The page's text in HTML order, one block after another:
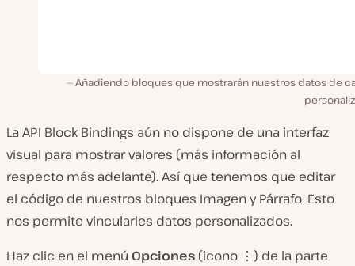
Añadiendo bloques que mostrarán nuestros datos de
La API Block Bindings aún no dispone de una interfaz
visual para mostrar valores (más información al
respecto más adelante). Así que tenemos que editar
el código de nuestros bloques Imagen y Párrafo. Esto
nos permite vincularles datos personalizados.
Haz clic en el menú Opciones (icono ⋮) de la parte